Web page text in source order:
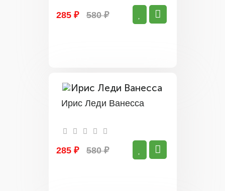
285 ₽ 580 ₽
Ирис Леди Ванесса
285 ₽ 580 ₽